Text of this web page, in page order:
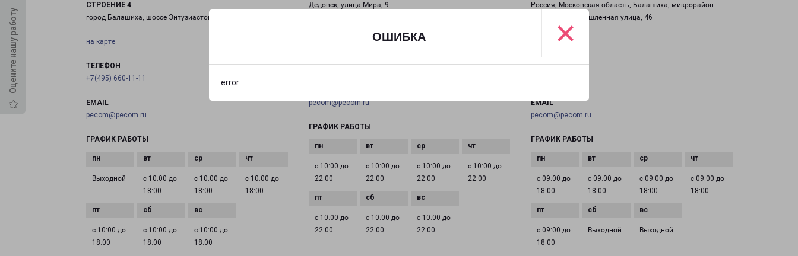
ОШИБКА
error
×
Оцените нашу работу
СТРОЕНИЕ 4
город Балашиха, шоссе Энтузиастов, 11 строение 4
на карте
ТЕЛЕФОН
+7(495) 660-11-11
EMAIL
pecom@pecom.ru
ГРАФИК РАБОТЫ
Выходной
с 10:00 до
18:00
с 10:00 до
18:00
с 10:00 до
18:00
с 10:00 до
18:00
с 10:00 до
18:00
с 10:00 до
18:00
Дедовск, улица Мира, 9
+7(495) 660-11-11
pecom@pecom.ru
ГРАФИК РАБОТЫ
с 10:00 до
22:00
с 10:00 до
22:00
с 10:00 до
22:00
с 10:00 до
22:00
с 10:00 до
22:00
с 10:00 до
22:00
с 10:00 до
22:00
Россия, Московская область, Балашиха, микрорайон
Саввино, Промышленная улица, 46
на карте
ТЕЛЕФОН
EMAIL
pecom@pecom.ru
ГРАФИК РАБОТЫ
с 09:00 до
18:00
с 09:00 до
18:00
с 09:00 до
18:00
с 09:00 до
18:00
с 09:00 до
18:00
Выходной Выходной